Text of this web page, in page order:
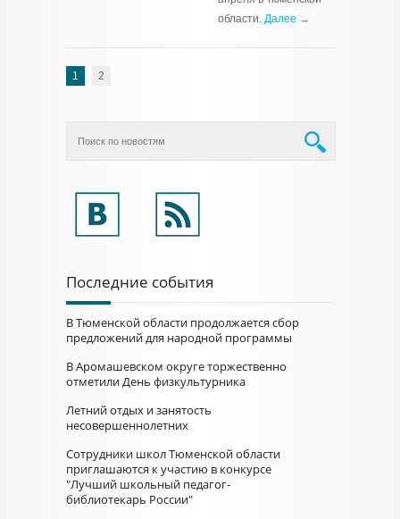
области. Далее →
1 2
Последние события
В Тюменской области продолжается сбор
предложений для народной программы
В Аромашевском округе торжественно
отметили День физкультурника
Летний отдых и занятость
несовершеннолетних
Сотрудники школ Тюменской области
приглашаются к участию в конкурсе
"Лучший школьный педагог-
библиотекарь России"